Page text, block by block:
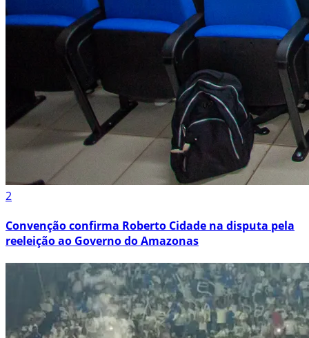
2
Convenção confirma Roberto Cidade na disputa pela
reeleição ao Governo do Amazonas